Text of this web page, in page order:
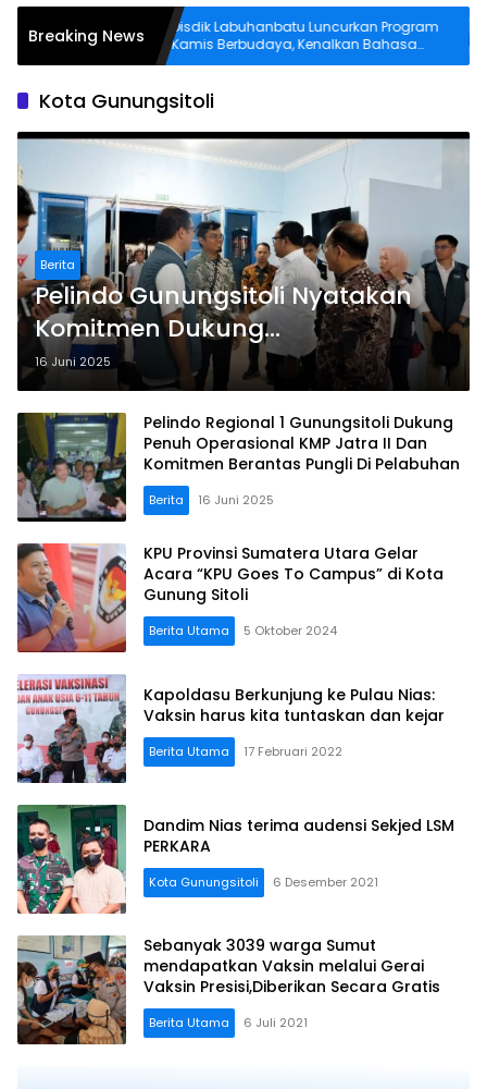
Breaking NewsDisdik Labuhanbatu Luncurkan Program
Kamis Berbudaya, Kenalkan Bahasa
Melayu Bilah Pane ke Siswa
Eks
Kota Gunungsitoli
Berita
Pelindo Gunungsitoli Nyatakan
Komitmen Dukung
Pemberantasan Pungli di Area
Pelabuhan
16 Juni 2025
Pelindo Regional 1 Gunungsitoli Dukung
Penuh Operasional KMP Jatra II Dan
Komitmen Berantas Pungli Di Pelabuhan
Berita 16 Juni 2025
KPU Provinsi Sumatera Utara Gelar
Acara “KPU Goes To Campus” di Kota
Gunung Sitoli
Berita Utama 5 Oktober 2024
Kapoldasu Berkunjung ke Pulau Nias:
Vaksin harus kita tuntaskan dan kejar
Berita Utama 17 Februari 2022
Dandim Nias terima audensi Sekjed LSM
PERKARA
Kota Gunungsitoli 6 Desember 2021
Sebanyak 3039 warga Sumut
mendapatkan Vaksin melalui Gerai
Vaksin Presisi,Diberikan Secara Gratis
Berita Utama 6 Juli 2021